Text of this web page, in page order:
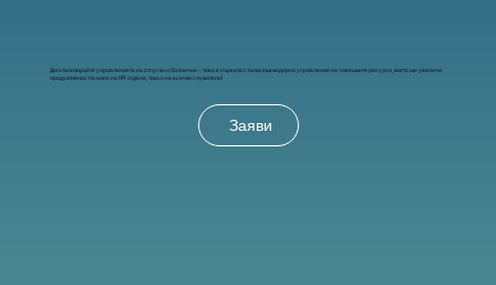
Дигитализирайте управлението на отпуски и болнични – това е първата стъпка към модерно управление на човешките ресурси, което ще увеличи
продуктивността както на HR отдела, така и на всички служители!
Заяви